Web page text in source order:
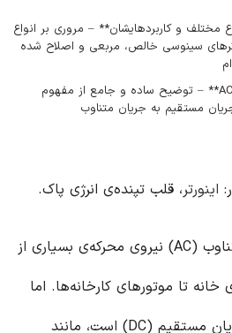
مختلف و کاربردهایشان** – مروری بر انواع
سینوسی خالص، مربعی و اصلاح شده
**مبانی اینورترها: از DC به AC** – توضیح ساده و جامع از مفهوم
مستقیم به جریان متناوب
اینورتر، قلب تپنده‌ی انرژی پاک.
در دنیای مدرن، جریان متناوب (AC) نیروی محرکه‌ی بسیاری از
تا موتورهای کارخانه‌ها. اما
اغلب، منبع انرژی اولیه جریان مستقیم (DC) است، مانند